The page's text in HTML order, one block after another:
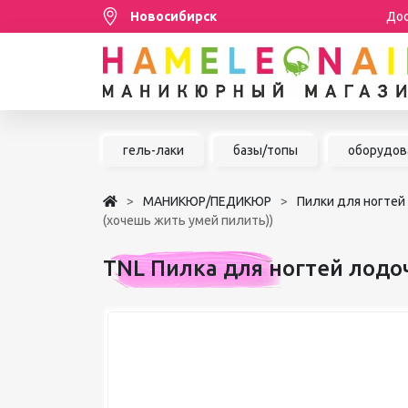
Новосибирск
Распродажа
НАРАЩИВАНИЕ РЕСНИЦ
ШУГАРИНГ/ДЕПИЛЯЦИЯ
гель-лаки базы/топы
МАНИКЮР/ПЕДИКЮР Пилки для ногтей
(хочешь жить умей пилить))
TNL Пилка для ногтей